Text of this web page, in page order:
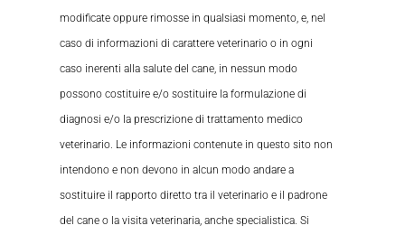
modificate oppure rimosse in qualsiasi momento, e, nel
caso di informazioni di carattere veterinario o in ogni
caso inerenti alla salute del cane, in nessun modo
possono costituire e/o sostituire la formulazione di
diagnosi e/o la prescrizione di trattamento medico
veterinario. Le informazioni contenute in questo sito non
intendono e non devono in alcun modo andare a
sostituire il rapporto diretto tra il veterinario e il padrone
del cane o la visita veterinaria, anche specialistica. Si